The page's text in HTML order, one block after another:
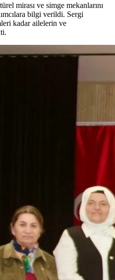
mirası ve simge mekanlarını
bilgi verildi. Sergi
kadar ailelerin ve